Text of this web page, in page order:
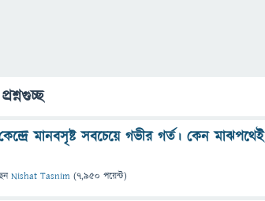
মানবসৃষ্ট সবচেয়ে গভীর গর্ত। কেন মাঝপথেই
Nishat Tasnim (7,950 পয়েন্ট)